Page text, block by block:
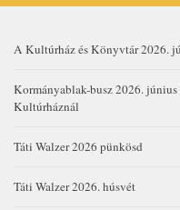
A Kultúrház és Könyvtár 2026.
Kormányablak-busz 2026.
Kultúrháznál
Táti Walzer 2026 pünkösd
Táti Walzer 2026. húsvét